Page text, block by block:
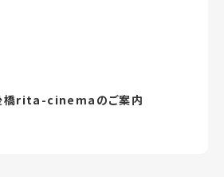
橋rita-cinemaのご案内